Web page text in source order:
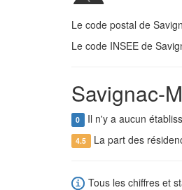
Le code postal de
Le code INSEE de
Savignac-
0 Il n'y a aucun
4.5 La part des
Tous les chiffres et